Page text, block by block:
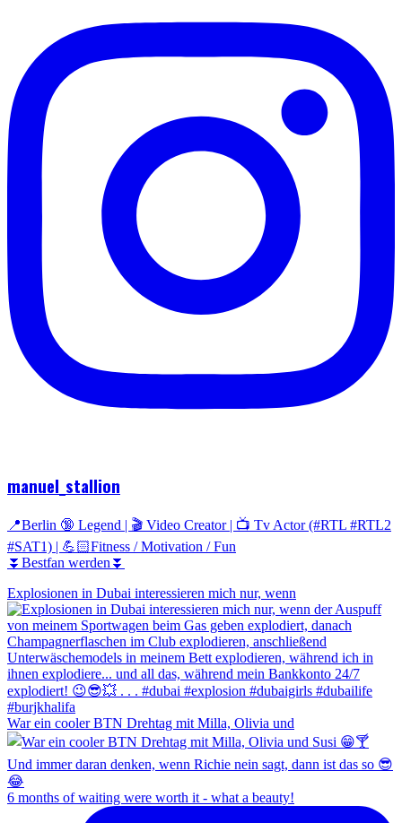
manuel_stallion
📍Berlin 🔞 Legend | 🎬 Video Creator | 📺 Tv Actor (#RTL #RTL2
#SAT1) | 💪🏻Fitness / Motivation / Fun
⏬Bestfan werden⏬
Explosionen in Dubai interessieren mich nur, wenn
War ein cooler BTN Drehtag mit Milla, Olivia und
6 months of waiting were worth it - what a beauty!